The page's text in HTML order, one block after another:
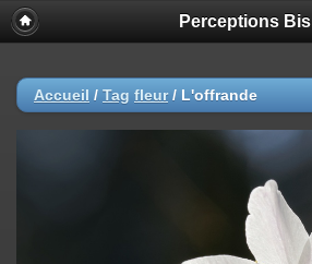
Perceptions Bis
Accueil / Tag fleur/ L'offrande